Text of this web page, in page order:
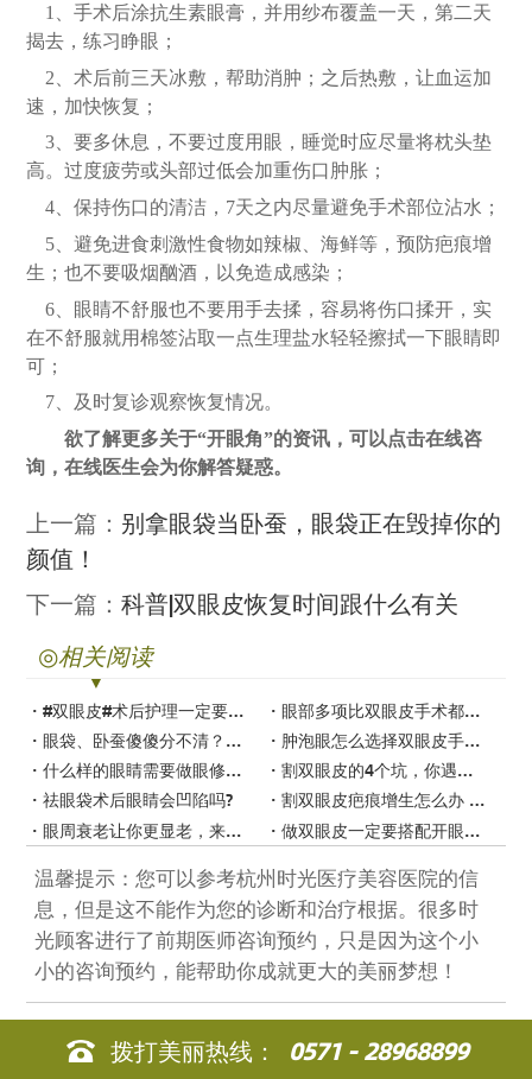
1、手术后涂抗生素眼膏，并用纱布覆盖一天，第二天
揭去，练习睁眼；
2、术后前三天冰敷，帮助消肿；之后热敷，让血运加
速，加快恢复；
3、要多休息，不要过度用眼，睡觉时应尽量将枕头垫
高。过度疲劳或头部过低会加重伤口肿胀；
4、保持伤口的清洁，7天之内尽量避免手术部位沾水；
5、避免进食刺激性食物如辣椒、海鲜等，预防疤痕增
生；也不要吸烟酗酒，以免造成感染；
6、眼睛不舒服也不要用手去揉，容易将伤口揉开，实
在不舒服就用棉签沾取一点生理盐水轻轻擦拭一下眼睛即
可；
7、及时复诊观察恢复情况。
欲了解更多关于“开眼角”的资讯，可以点击在线咨
询，在线医生会为你解答疑惑。
上一篇： 别拿眼袋当卧蚕，眼袋正在毁掉你的
颜值！
下一篇：科普|双眼皮恢复时间跟什么有关
◎相关阅读
#双眼皮#术后护理一定要到位！
眼部多项比双眼皮手术都多了些什么？
眼袋、卧蚕傻傻分不清？颜值杀手要认清！
肿泡眼怎么选择双眼皮手术方案？
什么样的眼睛需要做眼修复？
割双眼皮的4个坑，你遇到过几个？
祛眼袋术后眼睛会凹陷吗?
割双眼皮疤痕增生怎么办 不想留疤一定要看！
眼周衰老让你更显老，来看一下解决办法~
做双眼皮一定要搭配开眼角吗？
温馨提示：您可以参考杭州时光医疗美容医院的信
息，但是这不能作为您的诊断和治疗根据。很多时
光顾客进行了前期医师咨询预约，只是因为这个小
小的咨询预约，能帮助你成就更大的美丽梦想！
拨打美丽热线： 0571 - 28968899